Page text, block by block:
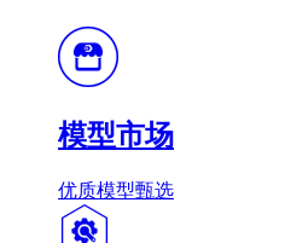
模型市场
优质模型甄选